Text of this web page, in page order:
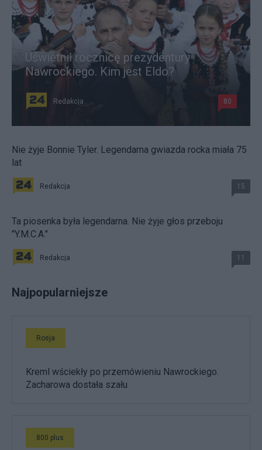
Uświetnił rocznicę prezydentury
Nawrockiego. Kim jest Eldo?
Redakcja 80
Nie żyje Bonnie Tyler. Legendarna gwiazda rocka miała 75
lat
Redakcja 15
Ta piosenka była legendarna. Nie żyje głos przeboju
"Y.M.C.A."
Redakcja 11
Najpopularniejsze
Rosja
Kreml wściekły po przemówieniu Nawrockiego.
Zacharowa dostała szału
800 plus